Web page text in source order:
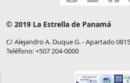
© 2019 La Estrella de Panamá
C/ Alejandro A. Duque G. - Apartado
Teléfono: +507 204-0000